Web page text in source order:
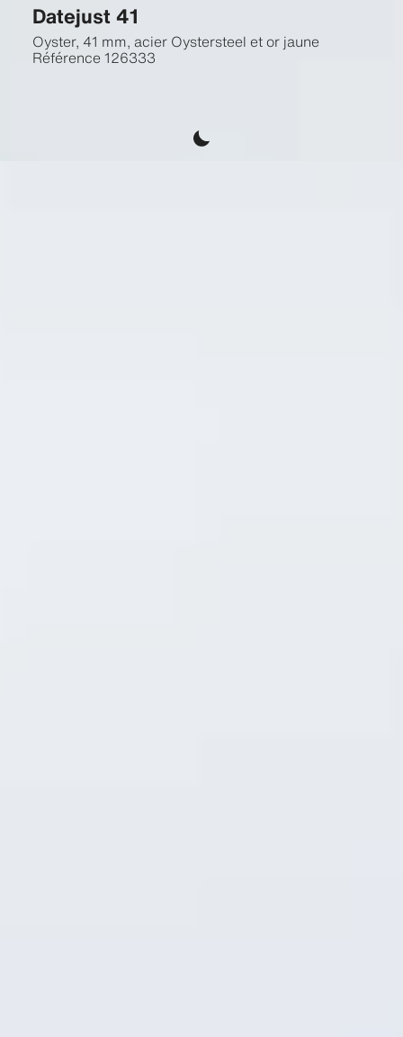
Datejust 41
Oyster, 41 mm, acier Oystersteel et or jaune
Référence126333